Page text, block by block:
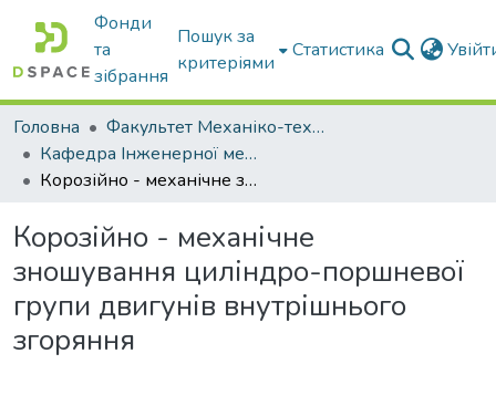
Фонди
та
зібрання
Пошук за
критеріями
Статистика
Головна
Факультет Механіко-технологічний
Кафедра Інженерної механіки та комп'ютерного проектування
Корозійно - механічне зношування циліндро-поршневої групи двигунів внутрішнього згоряння
Корозійно - механічне
зношування циліндро-поршневої
групи двигунів внутрішнього
згоряння